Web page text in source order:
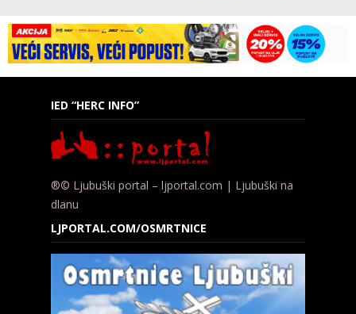
IED “HERC INFO”
®© Ljubuški portal – ljportal.com | Ljubuški na
dlanu
LJPORTAL.COM/OSMRTNICE